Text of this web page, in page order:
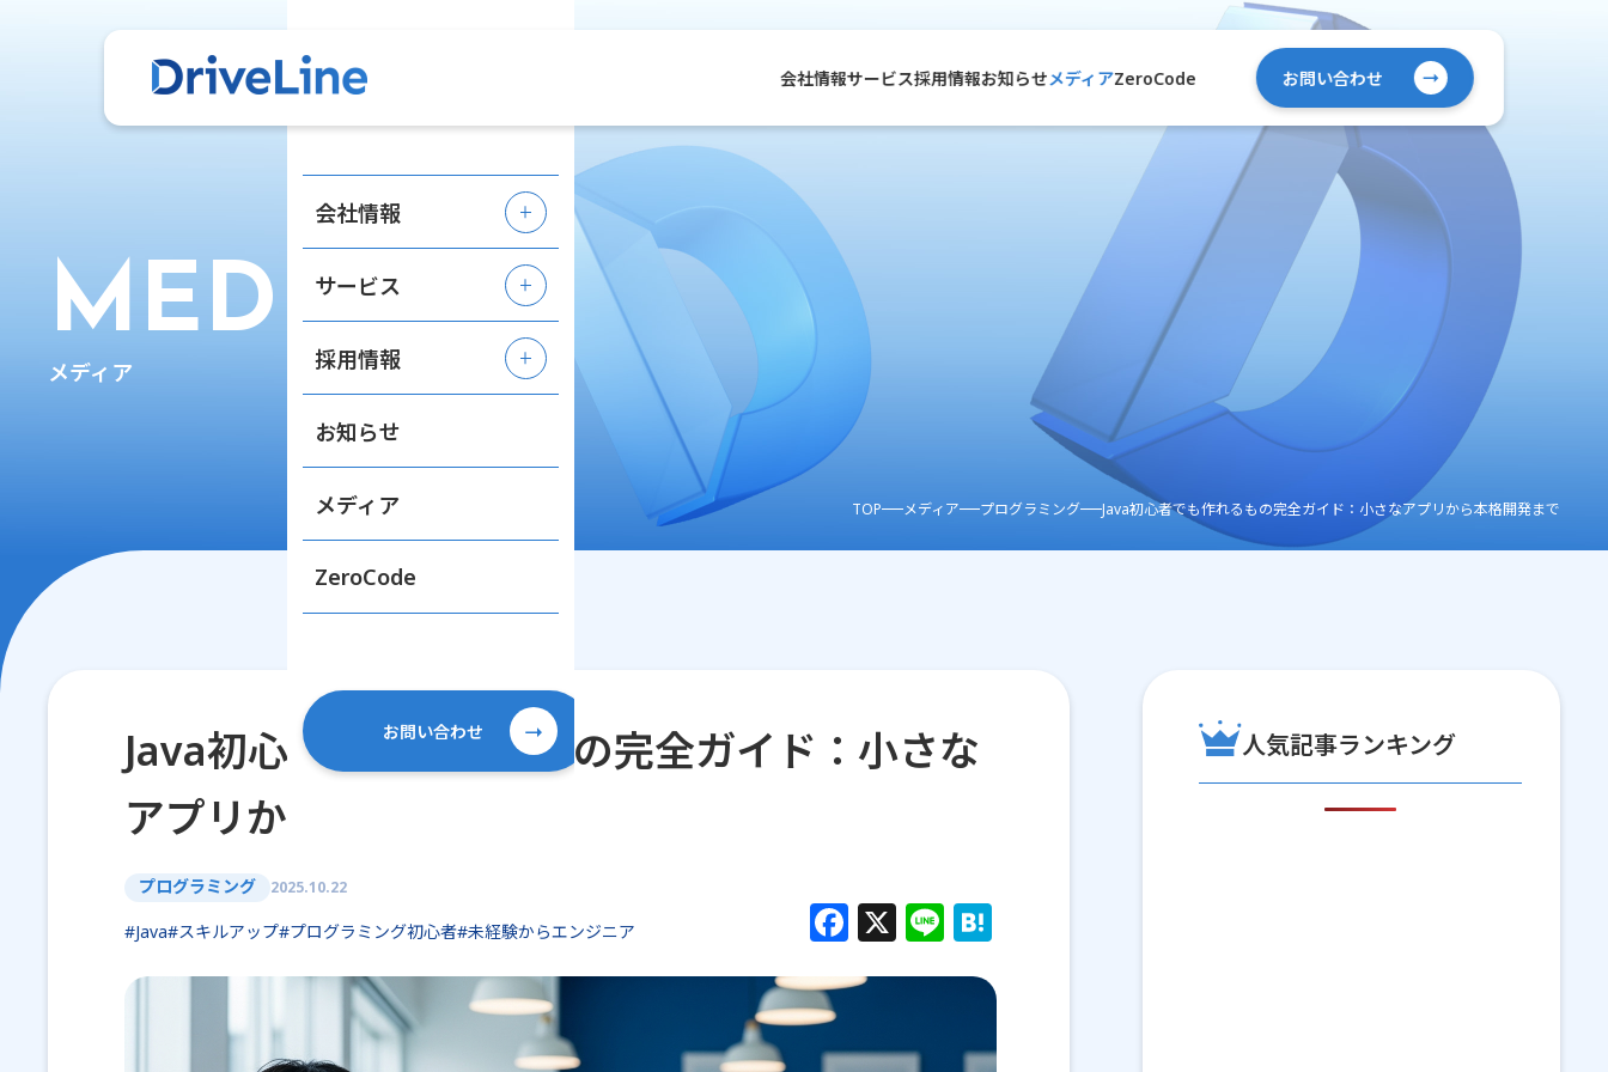
会社情報サービス採用情報お知らせメディアZeroCode お問い合わせ
会社情報
サービス
採用情報
お知らせ
メディア
ZeroCode
お問い合わせ
MEDIA
メディア
TOP メディア プログラミング Java初心者でも作れるもの完全ガイド：小さなアプリから本格開発まで
Java初心者でも作れるもの完全ガイド：小さな
アプリから本格開発まで
プログラミング 2025.10.22
#Java#スキルアップ#プログラミング初心者#未経験からエンジニア F
c
X Li H
e
n
人気記事ランキング